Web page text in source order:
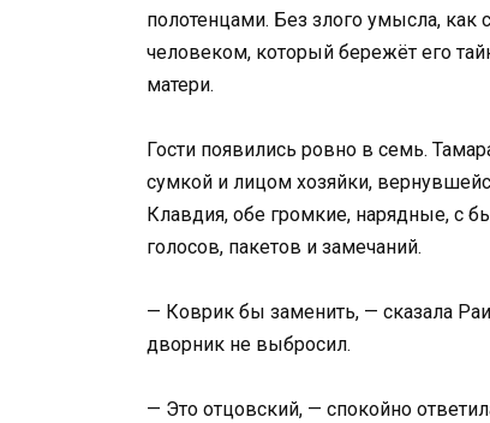
полотенцами. Без злого умысла, как
человеком, который бережёт его
матери.
Гости появились ровно в семь.
сумкой и лицом хозяйки,
Клавдия, обе громкие, нарядные, с
голосов, пакетов и замечаний.
— Коврик бы заменить, — сказала
дворник не выбросил.
— Это отцовский, — спокойно